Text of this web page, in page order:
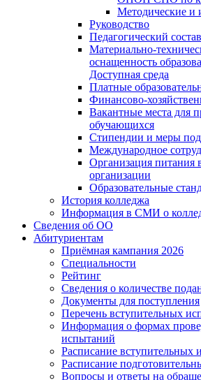
Методические и
Руководство
Педагогический состав
Материально-
оснащенность
Доступная среда
Платные
Финансово-
Вакантные места для
обучающихся
Стипендии и меры
Международное
Организация питания
организации
Образовательные
История колледжа
Информация в СМИ о
Сведения об ОО
Абитуриентам
Приёмная кампания 2026
Специальности
Рейтинг
Сведения о количестве
Документы для поступления
Перечень вступительных
Информация о формах
испытаний
Расписание вступительных
Расписание
Вопросы и ответы на